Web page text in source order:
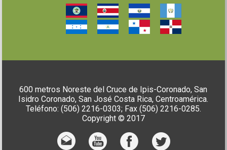
600 metros Noreste del Cruce de Ipis-Coronado, San
Isidro Coronado, San José Costa Rica, Centroamérica.
Teléfono: (506) 2216-0303; Fax (506) 2216-0285.
Copyright © 2017